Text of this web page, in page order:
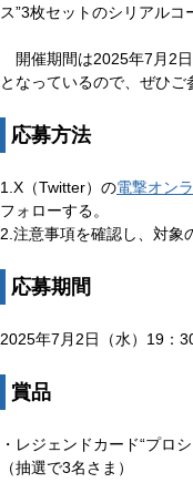
ス”3枚セットのシリアルコ
開催期間は2025年7月2
となっているので、ぜひご
応募方法
1.X（Twitter）の電撃オン
フォローする。
2.注意事項を確認し、対象
応募期間
2025年7月2日（水）19：
賞品
・レジェンドカード“プロ
（抽選で3名さま）